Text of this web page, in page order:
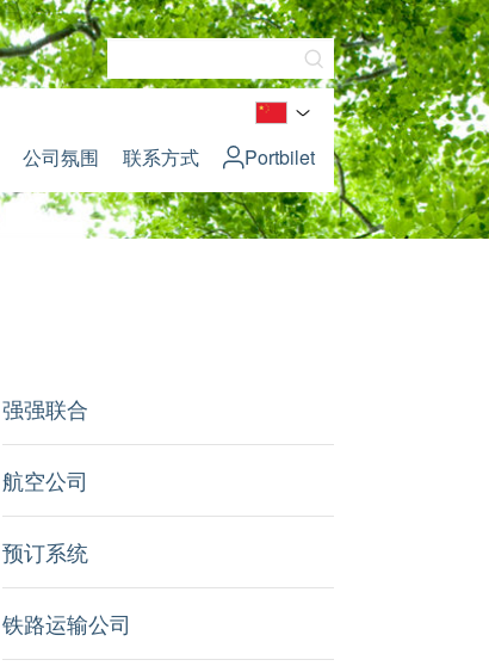
公司氛围 联系方式 Portbilet
强强联合
航空公司
预订系统
铁路运输公司